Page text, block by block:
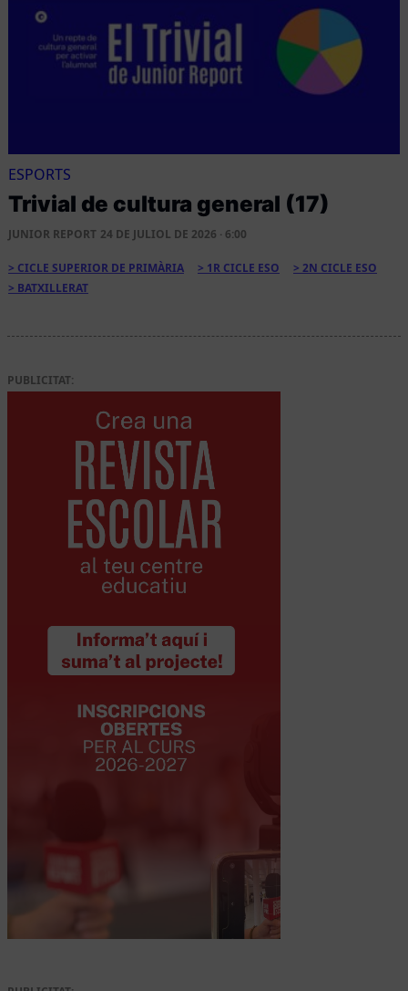
ESPORTS
Trivial de cultura general (17)
JUNIOR REPORT 24 DE JULIOL DE 2026 · 6:00
CICLE SUPERIOR DE PRIMÀRIA 1R CICLE ESO
2N CICLE ESO
BATXILLERAT
PUBLICITAT: